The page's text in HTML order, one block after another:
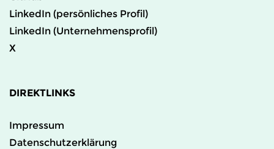
LinkedIn (persönliches Profil)
LinkedIn (Unternehmensprofil)
X
DIREKTLINKS
Impressum
Datenschutzerklärung